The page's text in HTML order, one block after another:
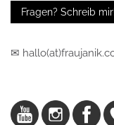
Fragen? Schreib
✉